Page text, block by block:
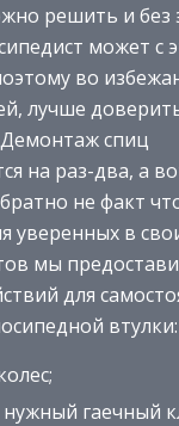
решить и без
может с
во
лучше
Демонтаж спиц
на раз-два, а
не факт
уверенных в
мы
для
втулки:
гаечный